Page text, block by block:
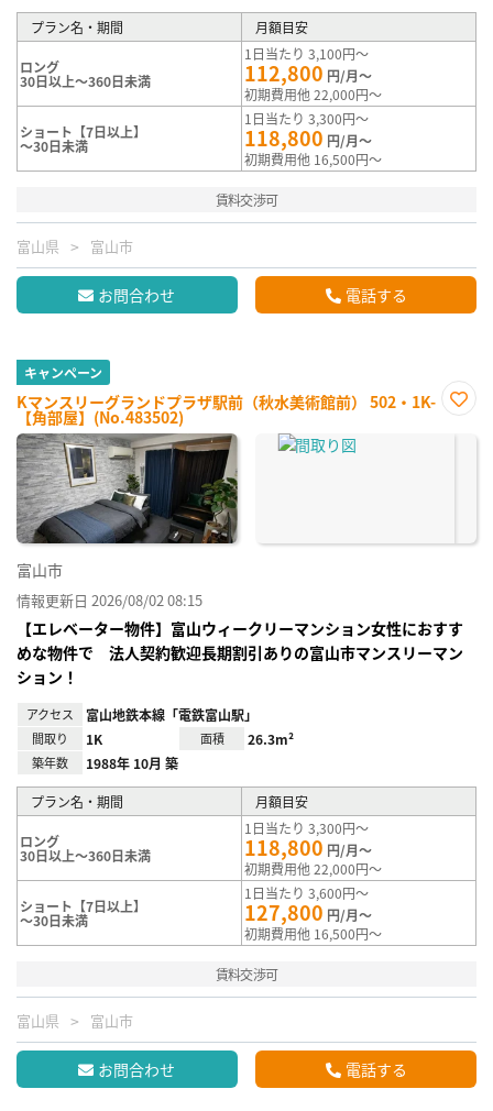
プラン名・期間 月額目安
ロング
30日以上～360日未満
1日当たり 3,100円～
112,800 円/月～
初期費用他 22,000円～
ショート【7日以上】
～30日未満
1日当たり 3,300円～
118,800 円/月～
初期費用他 16,500円～
賃料交渉可
富山県 富山市
お問合わせ 電話する
キャンペーン
Kマンスリーグランドプラザ駅前（秋水美術館前） 502・1K-
【角部屋】(No.483502)
に入
富山市
情報更新日 2026/08/02 08:15
【エレベーター物件】富山ウィークリーマンション女性におすす
めな物件で 法人契約歓迎長期割引ありの富山市マンスリーマン
ション！
アクセス 富山地鉄本線「電鉄富山駅」
間取り 1K 面積 26.3m²
築年数 1988年 10月 築
プラン名・期間 月額目安
ロング
30日以上～360日未満
1日当たり 3,300円～
118,800 円/月～
初期費用他 22,000円～
ショート【7日以上】
～30日未満
1日当たり 3,600円～
127,800 円/月～
初期費用他 16,500円～
賃料交渉可
富山県 富山市
お問合わせ 電話する